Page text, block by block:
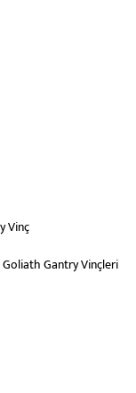
Vinç
Goliath Gantry Vinçleri